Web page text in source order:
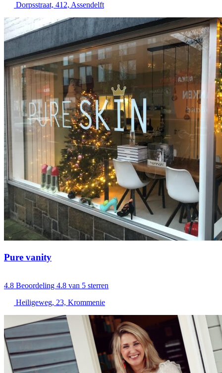
Dorpsstraat, 412, Assendelft
Pure vanity
4.8 Beoordeling 4.8 van 5 sterren
Heiligeweg, 23, Krommenie